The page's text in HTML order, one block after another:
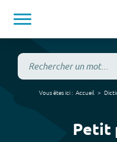
Vous êtes ici : Accueil
Petit